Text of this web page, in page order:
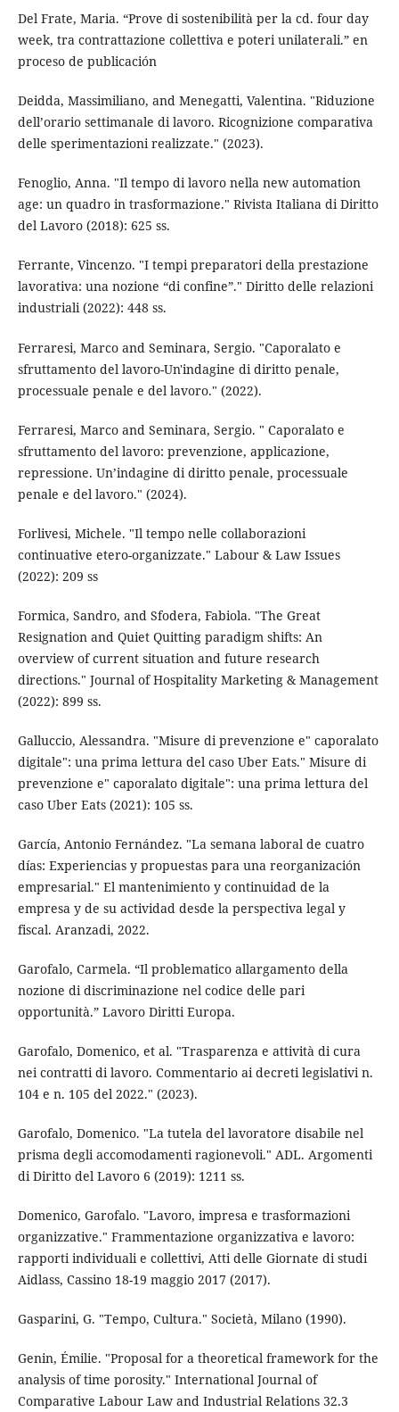
Del Frate, Maria. “Prove di sostenibilità per la cd. four day
week, tra contrattazione collettiva e poteri unilaterali.” en
proceso de publicación
Deidda, Massimiliano, and Menegatti, Valentina. "Riduzione
dell’orario settimanale di lavoro. Ricognizione comparativa
delle sperimentazioni realizzate." (2023).
Fenoglio, Anna. "Il tempo di lavoro nella new automation
age: un quadro in trasformazione." Rivista Italiana di Diritto
del Lavoro (2018): 625 ss.
Ferrante, Vincenzo. "I tempi preparatori della prestazione
lavorativa: una nozione “di confine”." Diritto delle relazioni
industriali (2022): 448 ss.
Ferraresi, Marco and Seminara, Sergio. "Caporalato e
sfruttamento del lavoro-Un'indagine di diritto penale,
processuale penale e del lavoro." (2022).
Ferraresi, Marco and Seminara, Sergio. " Caporalato e
sfruttamento del lavoro: prevenzione, applicazione,
repressione. Un’indagine di diritto penale, processuale
penale e del lavoro." (2024).
Forlivesi, Michele. "Il tempo nelle collaborazioni
continuative etero-organizzate." Labour & Law Issues
(2022): 209 ss
Formica, Sandro, and Sfodera, Fabiola. "The Great
Resignation and Quiet Quitting paradigm shifts: An
overview of current situation and future research
directions." Journal of Hospitality Marketing & Management
(2022): 899 ss.
Galluccio, Alessandra. "Misure di prevenzione e" caporalato
digitale": una prima lettura del caso Uber Eats." Misure di
prevenzione e" caporalato digitale": una prima lettura del
caso Uber Eats (2021): 105 ss.
García, Antonio Fernández. "La semana laboral de cuatro
días: Experiencias y propuestas para una reorganización
empresarial." El mantenimiento y continuidad de la
empresa y de su actividad desde la perspectiva legal y
fiscal. Aranzadi, 2022.
Garofalo, Carmela. “Il problematico allargamento della
nozione di discriminazione nel codice delle pari
opportunità.” Lavoro Diritti Europa.
Garofalo, Domenico, et al. "Trasparenza e attività di cura
nei contratti di lavoro. Commentario ai decreti legislativi n.
104 e n. 105 del 2022." (2023).
Garofalo, Domenico. "La tutela del lavoratore disabile nel
prisma degli accomodamenti ragionevoli." ADL. Argomenti
di Diritto del Lavoro 6 (2019): 1211 ss.
Domenico, Garofalo. "Lavoro, impresa e trasformazioni
organizzative." Frammentazione organizzativa e lavoro:
rapporti individuali e collettivi, Atti delle Giornate di studi
Aidlass, Cassino 18-19 maggio 2017 (2017).
Gasparini, G. "Tempo, Cultura." Società, Milano (1990).
Genin, Émilie. "Proposal for a theoretical framework for the
analysis of time porosity." International Journal of
Comparative Labour Law and Industrial Relations 32.3